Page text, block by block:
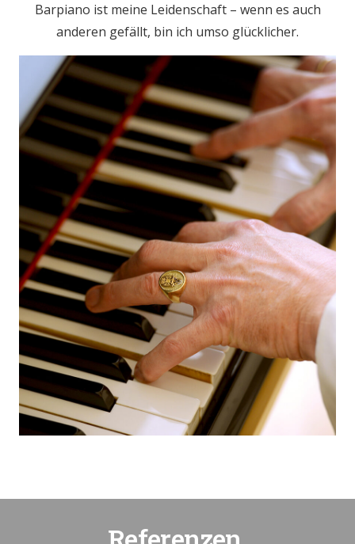
Barpiano ist meine Leidenschaft – wenn es auch
anderen gefällt, bin ich umso glücklicher.